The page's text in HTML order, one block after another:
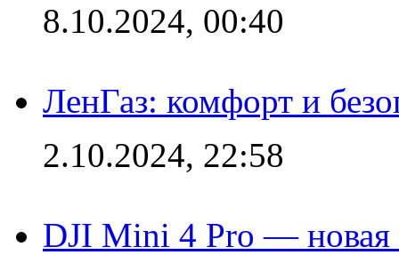
8.10.2024, 00:40
ЛенГаз: комфорт и
2.10.2024, 22:58
DJI Mini 4 Pro — новая